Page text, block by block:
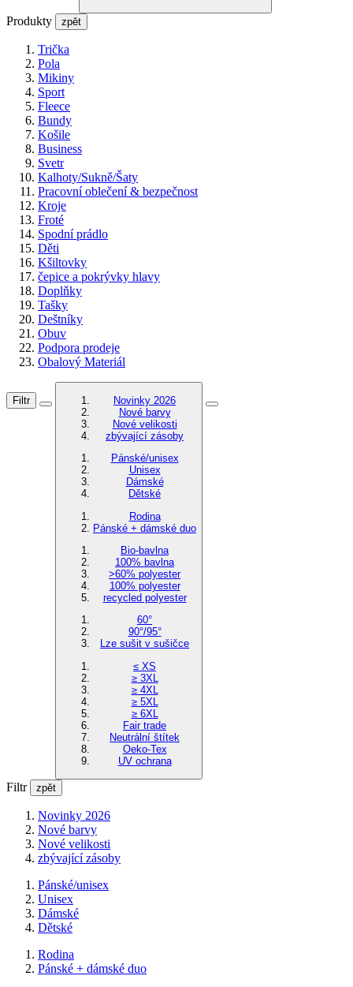
Produkty zpět
Trička
Pola
Mikiny
Sport
Fleece
Bundy
Košile
Business
Svetr
Kalhoty/Sukně/Šaty
Pracovní oblečení & bezpečnost
Kroje
Froté
Spodní prádlo
Děti
Kšiltovky
čepice a pokrývky hlavy
Doplňky
Tašky
Deštníky
Obuv
Podpora prodeje
Obalový Materiál
Filtr
Novinky 2026
Nové barvy
Nové velikosti
zbývající zásoby
Pánské/unisex
Unisex
Dámské
Dětské
Rodina
Pánské + dámské duo
Bio-bavlna
100% bavlna
>60% polyester
100% polyester
recycled polyester
60°
90°/95°
Lze sušit v sušičce
≤ XS
≥ 3XL
≥ 4XL
≥ 5XL
≥ 6XL
Fair trade
Neutrální štítek
Oeko-Tex
UV ochrana
Filtr zpět
Novinky 2026
Nové barvy
Nové velikosti
zbývající zásoby
Pánské/unisex
Unisex
Dámské
Dětské
Rodina
Pánské + dámské duo